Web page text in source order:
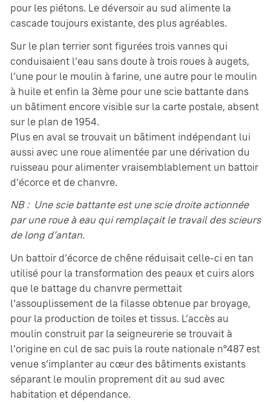
pour les piétons. Le déversoir au sud alimente la
cascade toujours existante, des plus agréables.
Sur le plan terrier sont figurées trois vannes qui
conduisaient l’eau sans doute à trois roues à augets,
l’une pour le moulin à farine, une autre pour le moulin
à huile et enfin la 3ème pour une scie battante dans
un bâtiment encore visible sur la carte postale, absent
sur le plan de 1954.
Plus en aval se trouvait un bâtiment indépendant lui
aussi avec une roue alimentée par une dérivation du
ruisseau pour alimenter vraisemblablement un battoir
d’écorce et de chanvre.
NB : Une scie battante est une scie droite actionnée
par une roue à eau qui remplaçait le travail des scieurs
de long d’antan.
Un battoir d’écorce de chêne réduisait celle-ci en tan
utilisé pour la transformation des peaux et cuirs alors
que le battage du chanvre permettait
l’assouplissement de la filasse obtenue par broyage,
pour la production de toiles et tissus. L’accès au
moulin construit par la seigneurerie se trouvait à
l’origine en cul de sac puis la route nationale n°487 est
venue s’implanter au cœur des bâtiments existants
séparant le moulin proprement dit au sud avec
habitation et dépendance.